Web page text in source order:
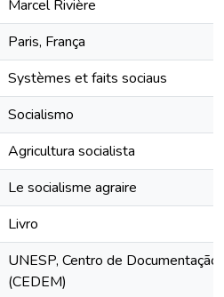
Marcel Rivière
Paris, França
Systèmes et faits sociaus
Socialismo
Agricultura socialista
Le socialisme agraire
Livro
UNESP, Centro de
(CEDEM)